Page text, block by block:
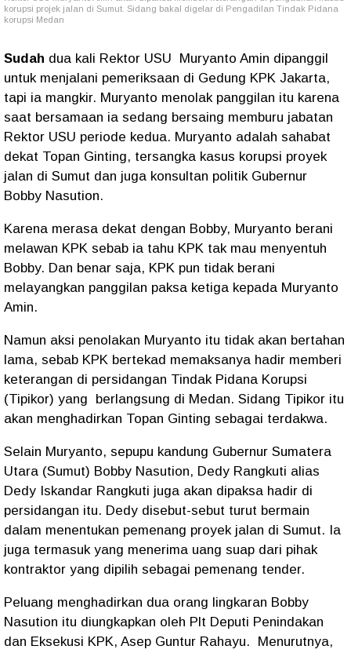
korupsi projek jalan di Sumut. Sidang bakal digelar di Pengadilan Tindak Pidana
korupsi Medan
Sudah dua kali Rektor USU
Muryanto Amin dipanggil
untuk menjalani pemeriksaan di Gedung KPK Jakarta,
tapi ia mangkir. Muryanto menolak panggilan itu karena
saat bersamaan ia sedang bersaing memburu jabatan
Rektor USU periode kedua. Muryanto adalah sahabat
dekat Topan Ginting, tersangka kasus korupsi proyek
jalan di Sumut dan juga konsultan politik Gubernur
Bobby Nasution.
Karena merasa dekat dengan Bobby, Muryanto berani
melawan KPK sebab ia tahu KPK tak mau menyentuh
Bobby. Dan benar saja, KPK pun tidak berani
melayangkan panggilan paksa ketiga kepada Muryanto
Amin.
Namun aksi penolakan Muryanto itu tidak akan bertahan
lama, sebab KPK bertekad memaksanya hadir memberi
keterangan di persidangan Tindak Pidana Korupsi
(Tipikor) yang berlangsung di Medan. Sidang Tipikor itu
akan menghadirkan Topan Ginting sebagai terdakwa.
Selain Muryanto, sepupu kandung Gubernur Sumatera
Utara (Sumut) Bobby Nasution, Dedy Rangkuti alias
Dedy Iskandar Rangkuti juga akan dipaksa hadir di
persidangan itu. Dedy disebut-sebut turut bermain
dalam menentukan pemenang proyek jalan di Sumut. Ia
juga termasuk yang menerima uang suap dari pihak
kontraktor yang dipilih sebagai pemenang tender.
Peluang menghadirkan dua orang lingkaran Bobby
Nasution itu diungkapkan oleh Plt Deputi Penindakan
dan Eksekusi KPK, Asep Guntur Rahayu.
Menurutnya,